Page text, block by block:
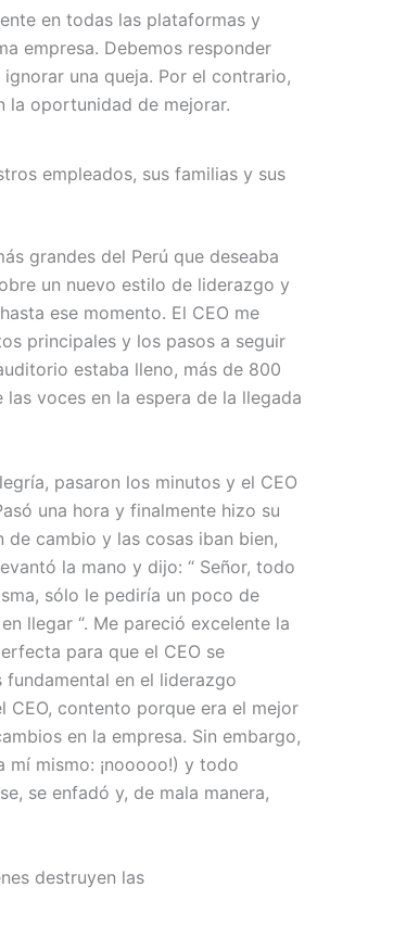
en todas las plataformas y
empresa. Debemos responder
una queja. Por el contrario,
la oportunidad de mejorar.
empleados, sus familias y sus
grandes del Perú que deseaba
un nuevo estilo de liderazgo y
ese momento. El CEO me
principales y los pasos a seguir
estaba lleno, más de 800
voces en la espera de la llegada
pasaron los minutos y el CEO
una hora y finalmente hizo su
cambio y las cosas iban bien,
la mano y dijo: “ Señor, todo
sólo le pediría un poco de
llegar “. Me pareció excelente la
para que el CEO se
en el liderazgo
CEO, contento porque era el mejor
en la empresa. Sin embargo,
mí mismo: ¡nooooo!) y todo
se enfadó y, de mala manera,
destruyen las